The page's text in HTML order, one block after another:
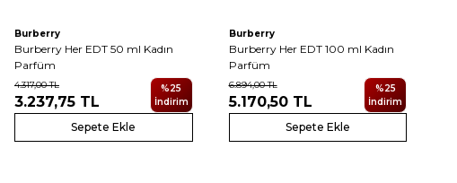
Burberry
Burberry Her EDT 50 ml Kadın
Parfüm
4.317,00TL
3.237,75 TL
%25
İndirim
Sepete Ekle
Burberry
Burberry Her EDT 100 ml Kadın
Parfüm
6.894,00TL
5.170,50TL
%25
İndirim
Sepete Ekle